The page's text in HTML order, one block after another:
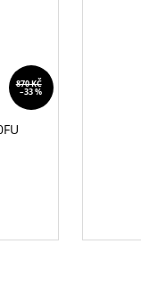
870 KČ
–33 %